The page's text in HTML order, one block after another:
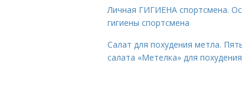
Личная ГИГИЕНА спортсмена.
гигиены спортсмена
Салат для похудения метла.
салата «Метелка» для похудения